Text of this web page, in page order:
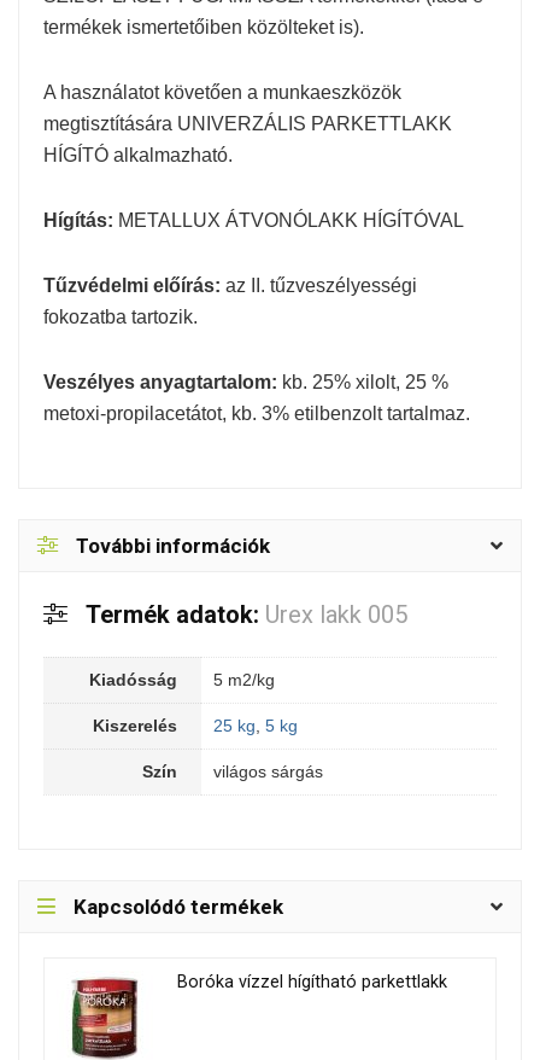
termékek ismertetőiben közölteket is).
A használatot követően a munkaeszközök
megtisztítására UNIVERZÁLIS PARKETTLAKK
HÍGÍTÓ alkalmazható.
Hígítás: METALLUX ÁTVONÓLAKK HÍGÍTÓVAL
Tűzvédelmi előírás: az II. tűzveszélyességi
fokozatba tartozik.
Veszélyes anyagtartalom: kb. 25% xilolt, 25 %
metoxi-propilacetátot, kb. 3% etilbenzolt tartalmaz.
További információk
Termék adatok: Urex lakk 005
Kiadósság 5 m2/kg
Kiszerelés 25 kg, 5 kg
Szín világos sárgás
Kapcsolódó termékek
Boróka vízzel hígítható parkettlakk